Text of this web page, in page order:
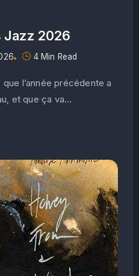
Jazz 2026
4 Min Read
l’année précédente a
et que ça va...